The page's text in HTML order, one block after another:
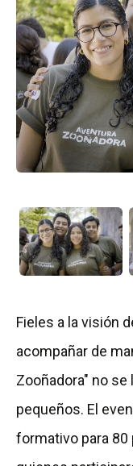
Fieles a la visión
acompañar de
Zooñadora" no
pequeños. El
formativo para 80